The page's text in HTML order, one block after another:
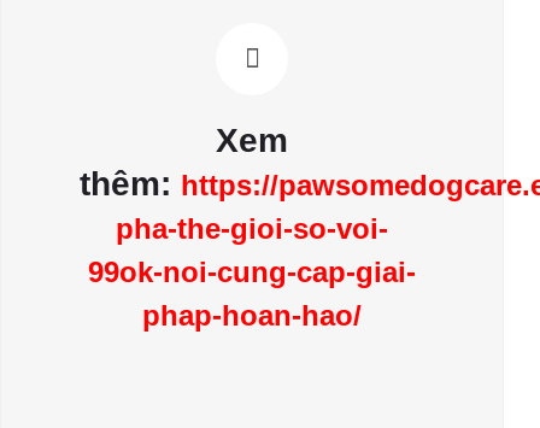
Xem
thêm: https://
pha-the-gioi-so-voi-
99ok-noi-cung-cap-giai-
phap-hoan-hao/